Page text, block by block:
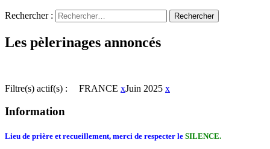
Rechercher :
Les pèlerinages annoncés
Filtre(s) actif(s) : FRANCE xJuin 2025 x
Information
Lieu de prière et recueillement, merci de respecter le SILENCE.